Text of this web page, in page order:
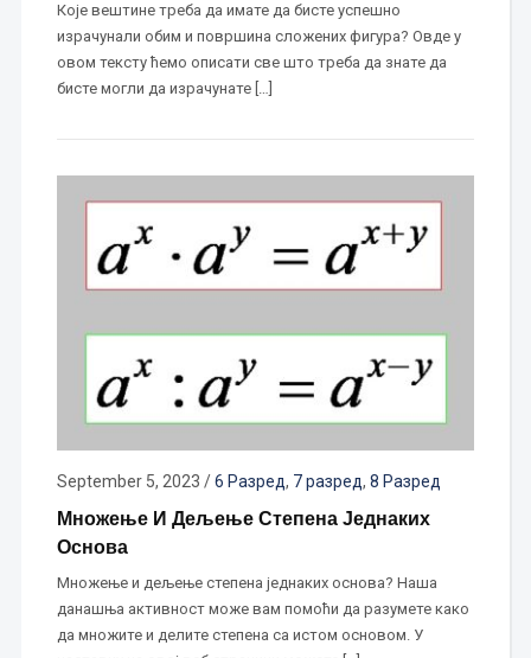
Које вештине треба да имате да бисте успешно
израчунали обим и површина сложених фигура? Овде у
овом тексту ћемо описати све што треба да знате да
бисте могли да израчунате […]
September 5, 2023 /6 Разред, 7 разред, 8 Разред
Множење И Дељење Степена Једнаких
Основа
Множење и дељење степена једнаких основа? Наша
данашња активност може вам помоћи да разумете како
да множите и делите степена са истом основом. У